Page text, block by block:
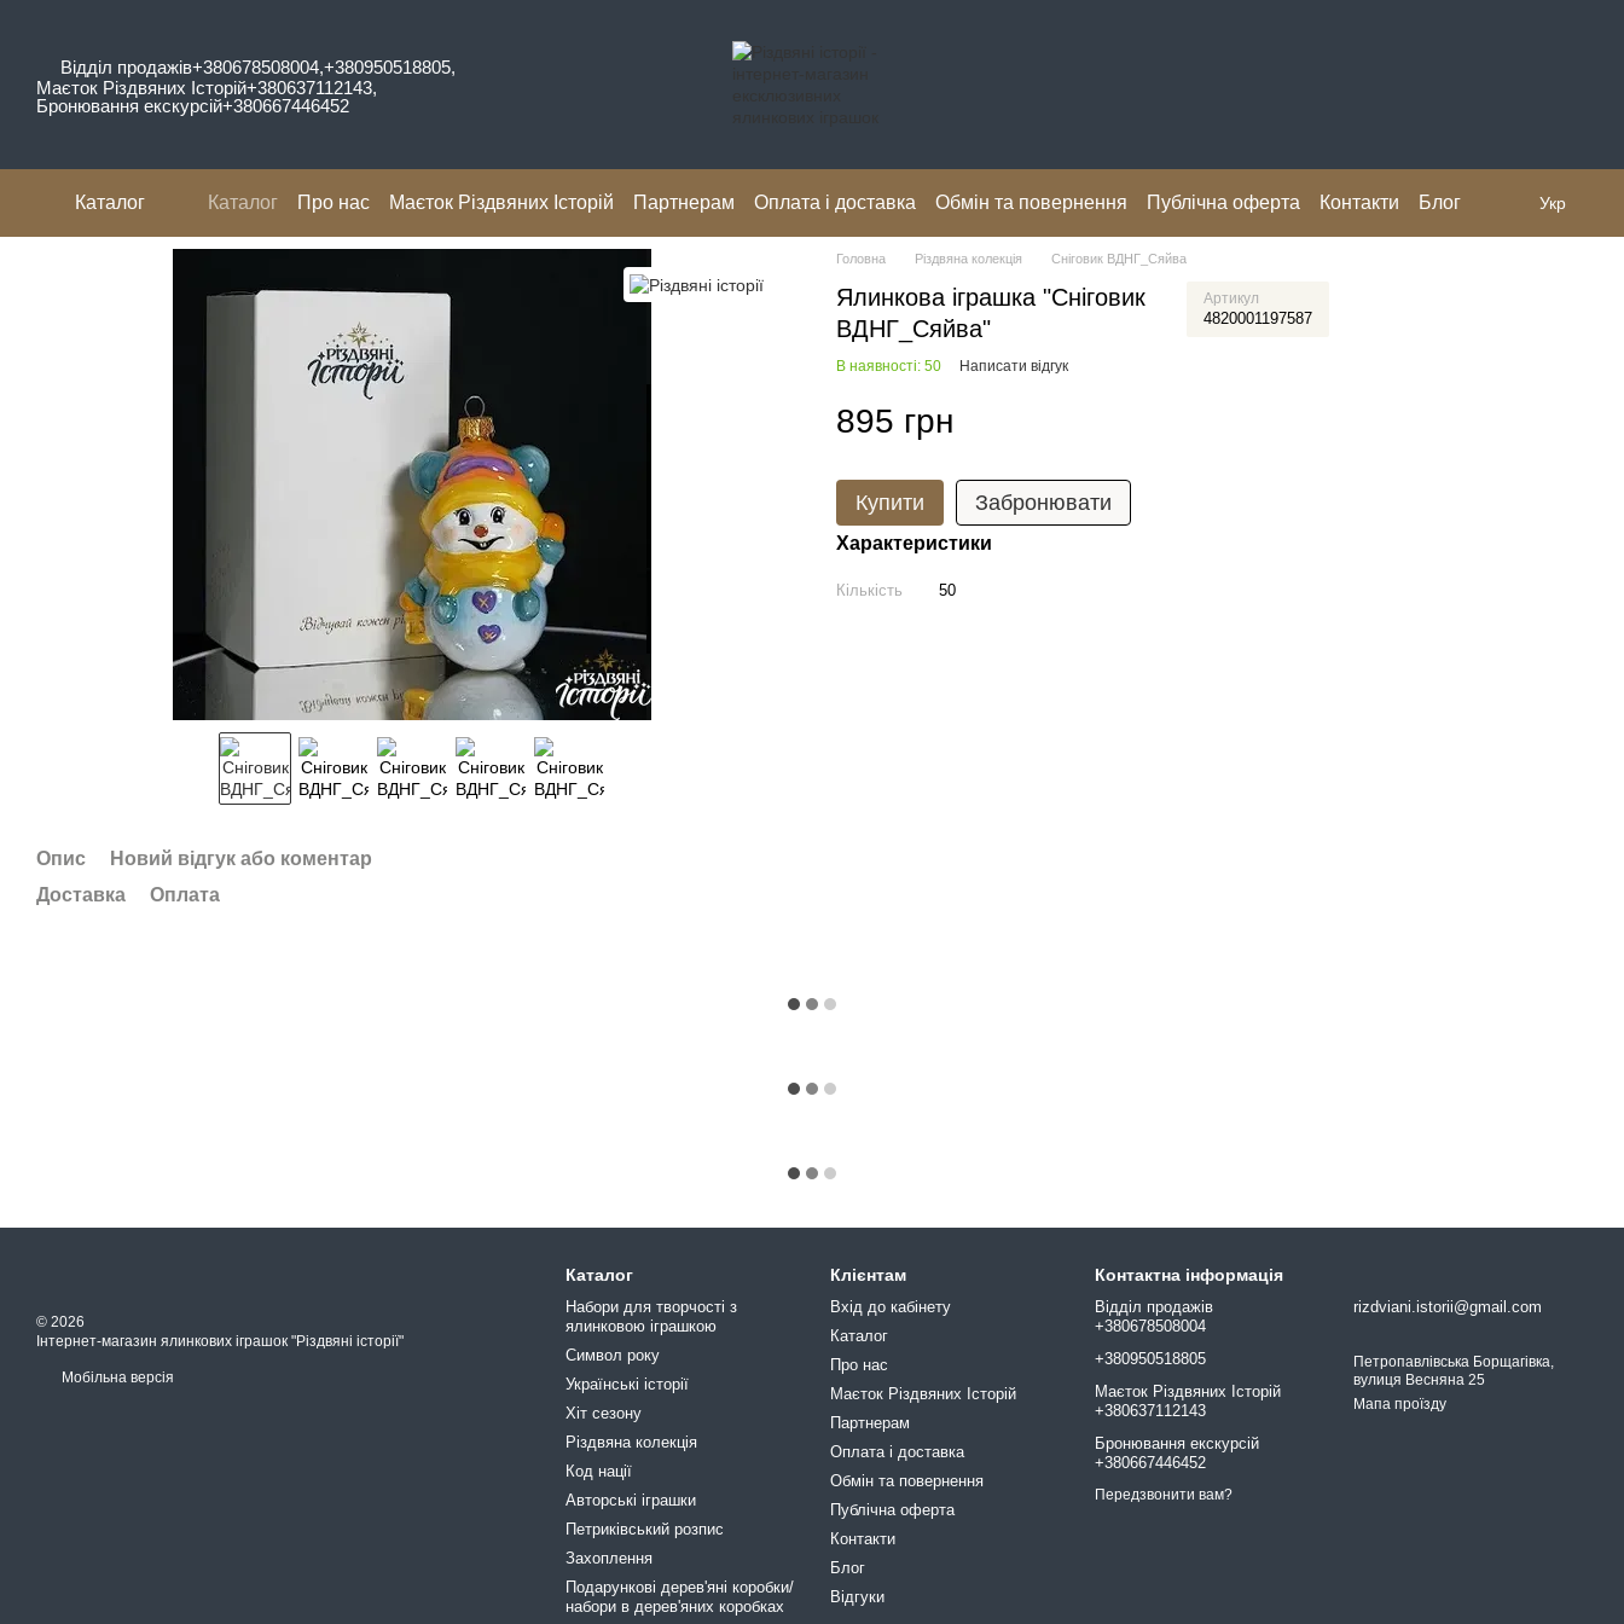
Відділ продажів+380678508004,+380950518805,
Маєток Різдвяних Історій+380637112143,
Бронювання екскурсій+380667446452
Каталог Каталог Про нас Маєток Різдвяних Історій Партнерам Оплата і доставка Обмін та повернення Публічна оферта Контакти
Блог
Укр
Опис
Новий відгук або коментар
Доставка
Оплата
Головна Різдвяна колекція Сніговик ВДНГ_Сяйва
Ялинкова іграшка "Сніговик
ВДНГ_Сяйва"
Артикул
4820001197587
В наявності: 50 Написати відгук
895 грн
Купити Забронювати
Характеристики
Кількість 50
© 2026
Інтернет-магазин ялинкових іграшок "Різдвяні історії"
Мобільна версія
Каталог
Набори для творчості з
ялинковою іграшкою
Символ року
Українські історії
Хіт сезону
Різдвяна колекція
Код нації
Авторські іграшки
Петриківський розпис
Захоплення
Подарункові дерев'яні коробки/
набори в дерев'яних коробках
Клієнтам
Вхід до кабінету
Каталог
Про нас
Маєток Різдвяних Історій
Партнерам
Оплата і доставка
Обмін та повернення
Публічна оферта
Контакти
Блог
Відгуки
Контактна інформація
Відділ продажів
+380678508004
+380950518805
Маєток Різдвяних Історій
+380637112143
Бронювання екскурсій
+380667446452
Передзвонити вам?
rizdviani.istorii@gmail.com
Петропавлівська Борщагівка,
вулиця Весняна 25
Мапа проїзду